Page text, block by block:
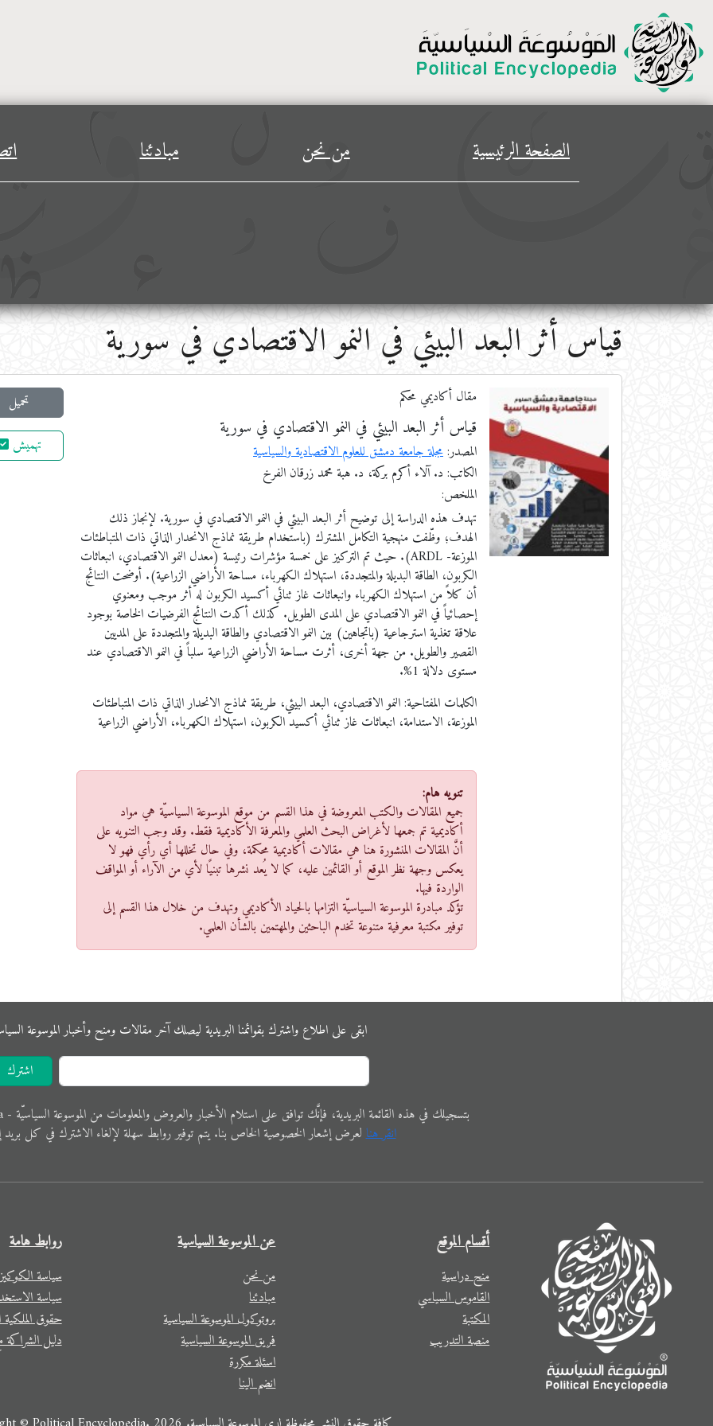
الصفحة الرئيسية من نحن مبادئنا
قياس أثر البعد البيئي في النمو الاقتصادي في سورية
مقال أكاديمي محكم
قياس أثر البعد البيئي في النمو الاقتصادي في سورية
المصدر:مجلة جامعة دمشق للعلوم الاقتصادية والسياسية
الكاتب: د. آلاء أكرم بركة، د. هبة محمد زرقان الفرخ
الملخص:
تهدف هذه الدراسة إلى توضيح أثر البعد البيئي في النمو الاقتصادي في سورية. لإنجاز ذلك
الهدف؛ وظّفت منهجية التكامل المشترك (باستخدام طريقة نماذج الانحدار الذاتي ذات المتباطئات
الموزعة- ARDL). حيث تم التركيز على خمسة مؤشرات رئيسة (معدل النمو الاقتصادي، انبعاثات
الكربون، الطاقة البديلة والمتجددة، استهلاك الكهرباء، مساحة الأراضي الزراعية). أوضحت النتائج
أن كلاً من استهلاك الكهرباء وانبعاثات غاز ثنائي أكسيد الكربون له أثر موجب ومعنوي
إحصائياً في النمو الاقتصادي على المدى الطويل. كذلك أكدت النتائج الفرضيات الخاصة بوجود
علاقة تغذية استرجاعية (باتجاهين) بين النمو الاقتصادي والطاقة البديلة والمتجددة على المديين
القصير والطويل. من جهة أخرى، أثرت مساحة الأراضي الزراعية سلباً في النمو الاقتصادي عند
مستوى دلالة 1%.
الكلمات المفتاحية:النمو الاقتصادي، البعد البيئي، طريقة نماذج الانحدار الذاتي ذات المتباطئات
الموزعة، الاستدامة، انبعاثات غاز ثنائي أكسيد الكربون، استهلاك الكهرباء، الأراضي الزراعية
تنويه هام:
جميع المقالات والكتب المعروضة في هذا القسم من موقع الموسوعة السياسيّة هي مواد
أكاديمية تم جمعها لأغراض البحث العلمي والمعرفة الأكاديمية فقط. وقد وجب التنويه على
أنَّ المقالات المنشورة هنا هي مقالات أكاديمية محكمة، وفي حال تخللها أي رأي فهو لا
يعكس وجهة نظر الموقع أو القائمين عليه، كما لا يُعد نشرها تبنيًا لأي من الآراء أو المواقف
الواردة فيها.
تؤكد مبادرة الموسوعة السياسيّة التزامها بالحياد الأكاديمي وتهدف من خلال هذا القسم إلى
توفير مكتبة معرفية متنوعة تخدم الباحثين والمهتمين بالشأن العلمي.
تحميل
تهميش
ابقى على اﻃﻼع واشترك بقوائمنا البريدية ليصلك آخر مقالات ومنح وأخبار الموسوعة
اشترك
ﺑﺘﺴﺠﻴﻠﻚ في ﻫﺬﻩ اﻟﻘﺎﺋﻤﺔ البريدية، فإنَّك ﺗﻮاﻓﻖ ﻋﻠﻰ اﺳﺘﻼم اﻷﺧﺒﺎر واﻟﻌﺮوض والمعلوﻣﺎت ﻣﻦ الموسوعة اﻟﺴﻴﺎﺳﻴّﺔ - Political Encyclopedia.
اﻧﻘﺮ ﻫﻨﺎﻟﻌﺮض إﺷﻌﺎر الخصوصية الخاص ﺑﻨﺎ. ﻳﺘﻢ ﺗﻮفير رواﺑﻂ ﺳﻬﻠﺔ لإﻟﻐﺎء الاشترك في ﻛﻞ ﺑﺮﻳﺪ
أقسام الموقع
منح دراسية
القاموس السياسي
المكتبة
منصة التدريب
عن الموسوعة السياسية
من نحن
مبادئنا
بروتوكول الموسوعة السياسية
فريق الموسوعة السياسية
اسئلة مكررة
انضم الينا
روابط هامة
سياسة
سياسة
حقوق الملكية
دليل الشراكة